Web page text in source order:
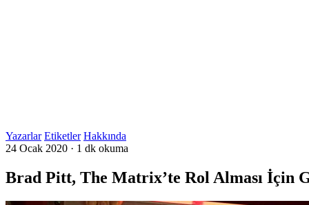
Yazarlar Etiketler Hakkında
24 Ocak 2020 · 1 dk okuma
Brad Pitt, The Matrix’te Rol Alması İçin